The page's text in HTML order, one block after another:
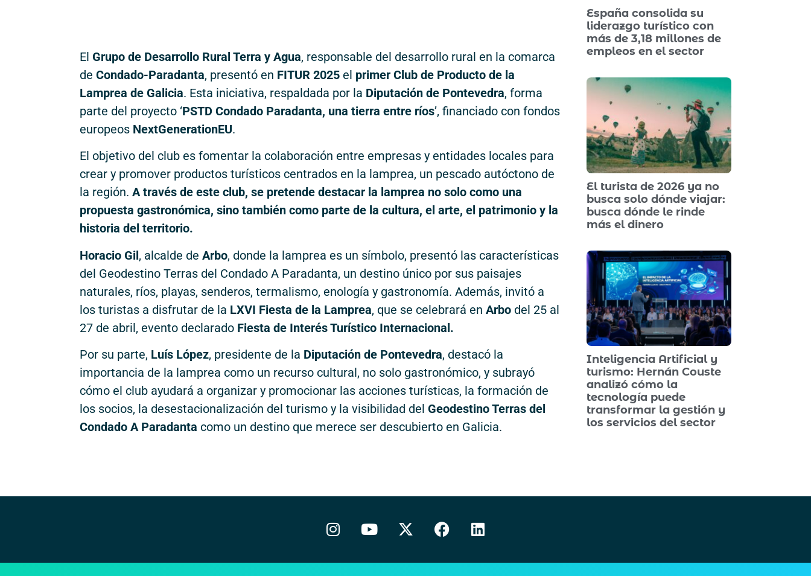
El Grupo de Desarrollo Rural Terra y Agua, responsable del desarrollo rural en la comarca
de Condado-Paradanta, presentó en FITUR 2025 el primer Club de Producto de la
Lamprea de Galicia. Esta iniciativa, respaldada por la Diputación de Pontevedra, forma
parte del proyecto ‘PSTD Condado Paradanta, una tierra entre ríos’, financiado con fondos
europeos NextGenerationEU.
El objetivo del club es fomentar la colaboración entre empresas y entidades locales para
crear y promover productos turísticos centrados en la lamprea, un pescado autóctono de
la región. A través de este club, se pretende destacar la lamprea no solo como una
propuesta gastronómica, sino también como parte de la cultura, el arte, el patrimonio y la
historia del territorio.
Horacio Gil, alcalde de Arbo, donde la lamprea es un símbolo, presentó las características
del Geodestino Terras del Condado A Paradanta, un destino único por sus paisajes
naturales, ríos, playas, senderos, termalismo, enología y gastronomía. Además, invitó a
los turistas a disfrutar de la LXVI Fiesta de la Lamprea, que se celebrará en Arbo del 25 al
27 de abril, evento declarado Fiesta de Interés Turístico Internacional.
Por su parte, Luís López, presidente de la Diputación de Pontevedra, destacó la
importancia de la lamprea como un recurso cultural, no solo gastronómico, y subrayó
cómo el club ayudará a organizar y promocionar las acciones turísticas, la formación de
los socios, la desestacionalización del turismo y la visibilidad del Geodestino Terras del
Condado A Paradanta como un destino que merece ser descubierto en Galicia.
España consolida su
liderazgo turístico con
más de 3,18 millones de
empleos en el sector
El turista de 2026 ya no
busca solo dónde viajar:
busca dónde le rinde
más el dinero
Inteligencia Artificial y
turismo: Hernán Couste
analizó cómo la
tecnología puede
transformar la gestión y
los servicios del sector